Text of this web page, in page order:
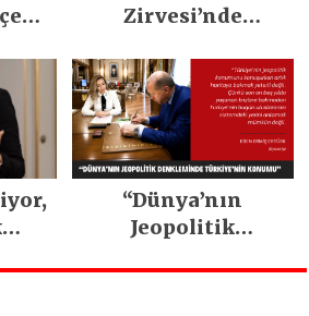
Zirvesi’nde
Gündemi
“Dünya’nın
Jeopolitik